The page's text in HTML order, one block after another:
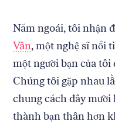
Năm ngoái, tôi nhận
Vân, một nghệ sĩ nổi
một người bạn của tôi
Chúng tôi gặp nhau
chung cách đây mười
thành bạn thân hơn